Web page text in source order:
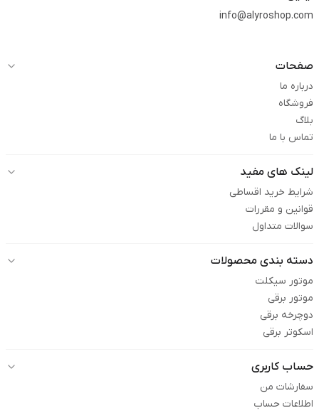
info@alyroshop.com
صفحات
درباره ما
فروشگاه
بلاگ
تماس با ما
لینک های مفید
شرایط خرید اقساطی
قوانین و مقررات
سوالات متداول
دسته بندی محصولات
موتور سیکلت
موتور برقی
دوچرخه برقی
اسکوتر برقی
حساب کاربری
سفارشات من
اطلاعات حساب